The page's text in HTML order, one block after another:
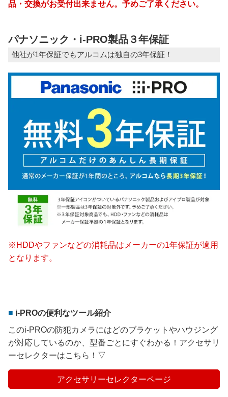
品・交換がお受付出来ません。予めご了承ください。
パナソニック・i-PRO製品３年保証
他社が1年保証でもアルコムは独自の3年保証！
※HDDやファンなどの消耗品はメーカーの1年保証が適用
となります。
i-PROの便利なツール紹介
このi-PROの防犯カメラにはどのブラケットやハウジング
が対応しているのか、型番ごとにすぐわかる！アクセサリ
ーセレクターはこちら！▽
アクセサリーセレクターページ